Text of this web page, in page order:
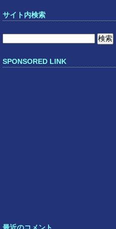
サイト内検索
SPONSORED LINK